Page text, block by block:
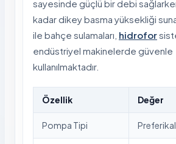
sayesinde güçlü bir debi
kadar dikey basma yüksekliği
ile bahçe sulamaları, hidrofor
endüstriyel makinelerde güvenle
kullanılmaktadır.
Özellik Değer
Pompa Tipi Preferikal